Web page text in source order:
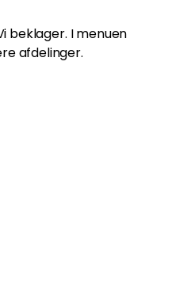
beklager. I menuen
afdelinger.